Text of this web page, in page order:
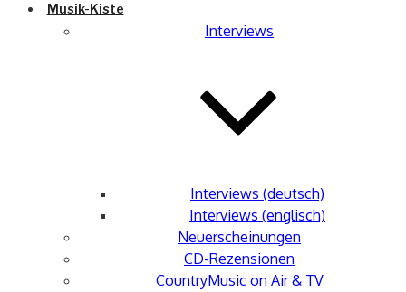
Musik-Kiste
Interviews
Interviews (deutsch)
Interviews (englisch)
Neuerscheinungen
CD-Rezensionen
CountryMusic on Air & TV